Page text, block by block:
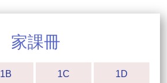
家課冊
1B 1C 1D